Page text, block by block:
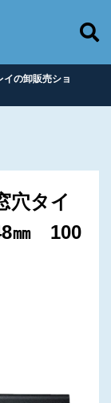
の卸販売ショ
穴タイ
㎜ 100